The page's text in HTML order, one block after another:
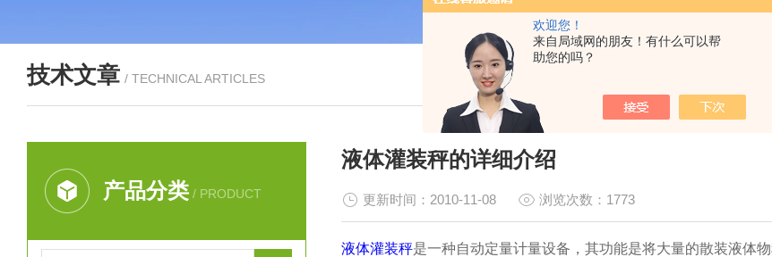
欢迎您！
来自局域网的朋友！有什么可以帮
助您的吗？
技术文章 / TECHNICAL ARTICLES
产品分类 / PRODUCT
液体灌装秤的详细介绍
更新时间：2010-11-08 浏览次数：1773
液体灌装秤是一种自动定量计量设备，其功能是将大量的散装液体